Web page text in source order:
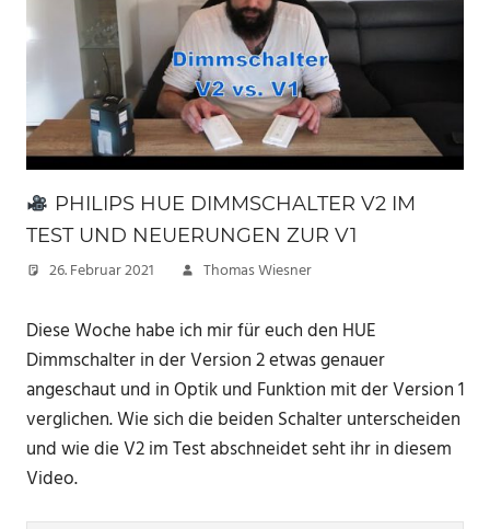
PHILIPS HUE DIMMSCHALTER V2 IM
TEST UND NEUERUNGEN ZUR V1
26. Februar 2021 Thomas Wiesner
Diese Woche habe ich mir für euch den HUE
Dimmschalter in der Version 2 etwas genauer
angeschaut und in Optik und Funktion mit der Version 1
verglichen. Wie sich die beiden Schalter unterscheiden
und wie die V2 im Test abschneidet seht ihr in diesem
Video.